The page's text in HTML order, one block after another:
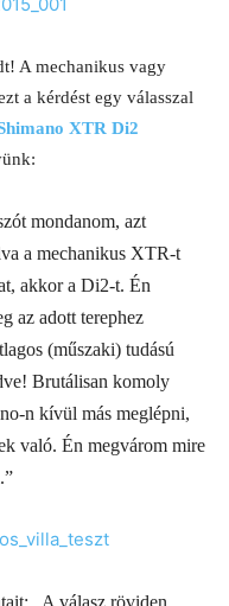
A mechanikus vagy
a kérdést egy válasszal
XTR Di2
mondanom, azt
a mechanikus XTR-t
akkor a Di2-t. Én
az adott terephez
(műszaki) tudású
Brutálisan komoly
n kívül más meglépni,
való. Én megvárom mire